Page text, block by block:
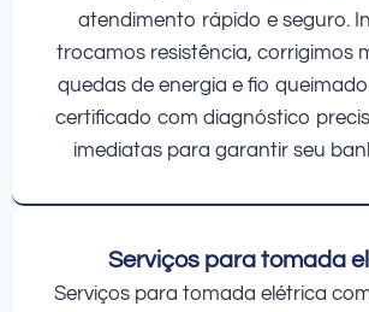
atendimento rápido e seguro.
trocamos resistência, corrigimos
quedas de energia e fio
certificado com diagnóstico
imediatas para garantir seu
Serviços para tomada
Serviços para tomada elétrica